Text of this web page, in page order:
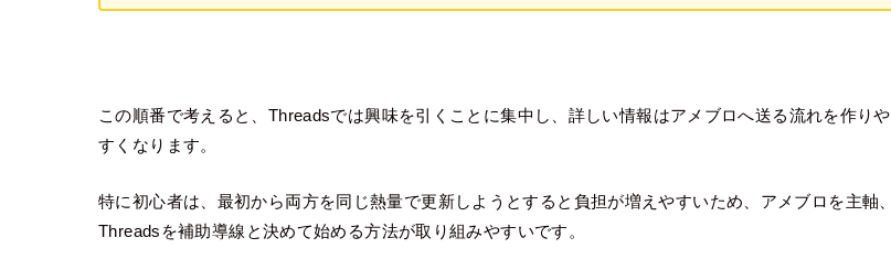
この順番で考えると、Threadsでは興味を引くことに集中し、詳しい情報はアメブロへ送る流れを作りや
すくなります。
特に初心者は、最初から両方を同じ熱量で更新しようとすると負担が増えやすいため、アメブロを主軸、
Threadsを補助導線と決めて始める方法が取り組みやすいです。